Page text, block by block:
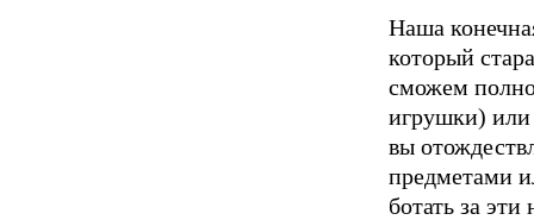
Наша
который
сможем
игрушки) или
вы
предметами
ботать за